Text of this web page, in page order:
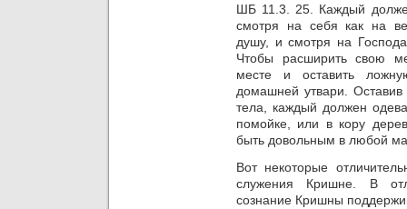
ШБ 11.3. 25. Каждый
смотря на себя
как на
душу, и смотря на Господа
Чтобы расширить
свою
месте и оставить
домашней утвари.
тела,
каждый должен
помойке, или в кору
быть довольным в любой
Вот некоторые
служения Кришне. В
сознание Кришны